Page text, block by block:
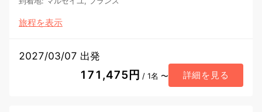
旅程を表示
2027/03/07 出発
171,475円 / 1名 〜 詳細を見る